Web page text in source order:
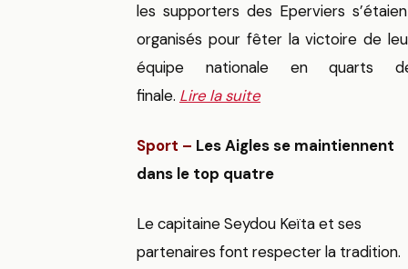
les supporters des Eperviers
organisés pour fêter la victoire de
équipe nationale en quarts
finale. Lire la suite
Sport – Les Aigles se maintiennent
dans le top quatre
Le capitaine Seydou Keïta et ses
partenaires font respecter la tradition.